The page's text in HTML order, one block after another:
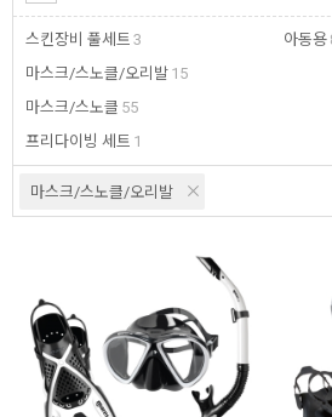
스킨장비 풀세트 3
마스크/스노클/오리발 15
마스크/스노클 55
프리다이빙 세트 1
아동용
마스크/스노클/오리발